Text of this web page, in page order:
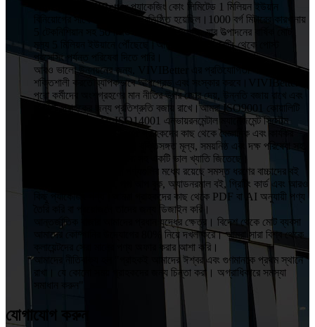
HuiZhou VIVIBetter প্যাকেজিং কোং লিমিটেড 1 মিলিয়ন ইউয়ান
বিনিয়োগের সাথে 2015 সালে প্রতিষ্ঠিত হয়েছিল।1000 বর্গ মিটারের কারখানায়
5 টেকনিশিয়ান সহ 50 টিরও বেশি কর্মচারী রয়েছে, যার উত্পাদনের বার্ষিক মোট
মূল্য 5 মিলিয়ন ইউয়ানে পৌঁছেছে।আমরা ডিজাইন, প্রিন্টিং থেকে পোস্ট
প্রসেসিং পর্যন্ত পরিষেবা দিতে পারি।
আরও ভালো উন্নয়নের জন্য, VIVIBetter এর প্রতিযোগিতা এবং প্রভাবকে
শক্তিশালী করতে ব্যাপকভাবে আপগ্রেড এবং সংস্কার করবে।VIVIBetter
পুরো কর্মীদের অংশগ্রহণের মান নীতির উপর জোর দেয়, উন্নতি বজায় রাখে এবং
প্রতিটি গ্রাহকের জন্য প্রতিশ্রুতি বজায় রাখে।আমরা ISO9001 কোয়ালিটি
অ্যাসুরেন্স সিস্টেম এবং ISO14001 এনভায়রনমেন্টাল ম্যানেজমেন্ট সিস্টেম
প্রতিষ্ঠা করছি।VIVIBetter গ্রাহকদের কাছ থেকে বৈজ্ঞানিক এবং কার্যকর
ব্যবস্থাপনা, উচ্চ মানের পণ্য, যুক্তিসঙ্গত মূল্য, সময়নিষ্ঠ এবং দক্ষ পরিষেবা সহ
OEM এবং ODM পরিষেবা সহ একটি ভাল খ্যাতি জিতেছে।
VIVIBetter-এর প্রধান পণ্যগুলির মধ্যে রয়েছে সমস্ত ধরণের বাচ্চাদের বই
এবং সাউন্ড বুক, টাচ বুক, পপ আপ বুক, অ্যাডনরমাল বই, গ্রিটিং কার্ড এবং আরও
কিছু প্যাকেজিং পণ্য।আমরা গ্রাহকদের কাছ থেকে PDF বা AI অনুযায়ী পণ্য
তৈরি করি বা প্রয়োজনে তাদের জন্য ডিজাইন করি।
আন্তর্জাতিক বাজার আমাদের প্রধান যুদ্ধের ক্ষেত্র। বিদেশ থেকে মোট ব্যবসা
আমাদের কোম্পানির উদ্যোগের 80% নিয়ে দখল করে। আমরা সারা বিশ্ব থেকে
ক্লায়েন্টদের সেরা মানের পণ্য অফার করার আশা করি।
আমাদের নীতিবাক্য হল "গ্রাহকই আমাদের ঈশ্বর এবং গুণমানকে প্রথম স্থানে
রাখা। যে কোনো সময় গ্রাহকদের জন্য চিন্তা করা। অগ্রাধিকারে সমস্যা
যোগাযোগ করুন